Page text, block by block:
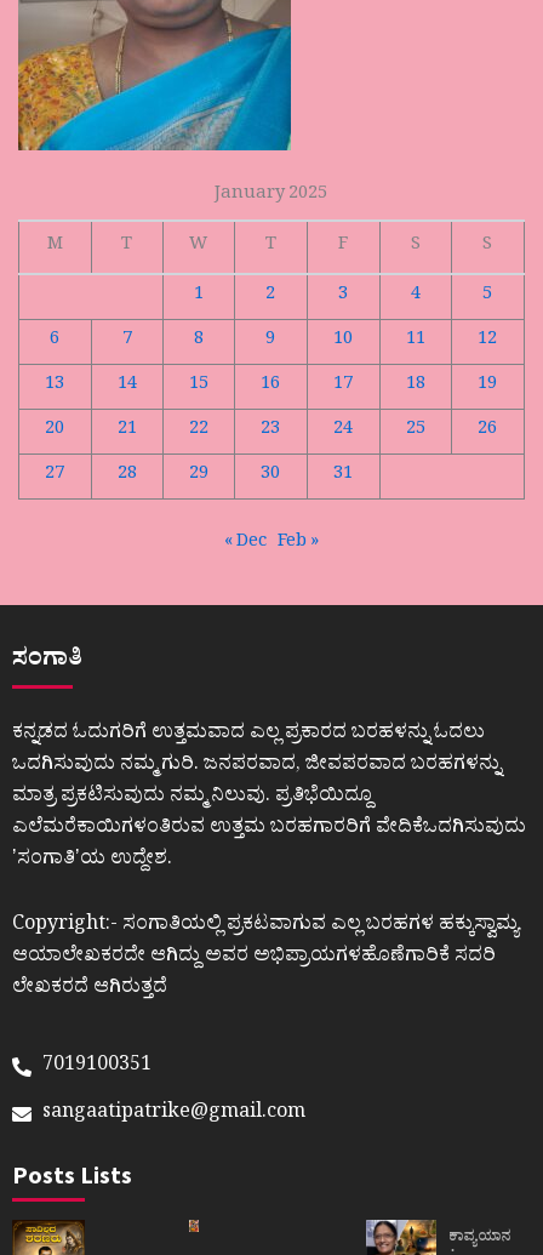
January 2025
M
T W T F S
S
1
2 3 4
5
6
7 8 9 10 11
12
13
14 15 16 17 18
19
20
21 22 23 24 25
26
27
28 29 30 31
« Dec Feb »
ಸಂಗಾತಿ
ಕನ್ನಡದ ಓದುಗರಿಗೆ ಉತ್ತಮವಾದ ಎಲ್ಲ ಪ್ರಕಾರದ ಬರಹಳನ್ನು ಓದಲು
ಒದಗಿಸುವುದು ನಮ್ಮ ಗುರಿ. ಜನಪರವಾದ, ಜೀವಪರವಾದ ಬರಹಗಳನ್ನು
ಮಾತ್ರ ಪ್ರಕಟಿಸುವುದು ನಮ್ಮ ನಿಲುವು. ಪ್ರತಿಭೆಯಿದ್ದೂ
ಎಲೆಮರೆಕಾಯಿಗಳಂತಿರುವ ಉತ್ತಮ ಬರಹಗಾರರಿಗೆ ವೇದಿಕೆಒದಗಿಸುವುದು
ʼಸಂಗಾತಿʼಯ ಉದ್ದೇಶ.
Copyright:- ಸಂಗಾತಿಯಲ್ಲಿ ಪ್ರಕಟವಾಗುವ ಎಲ್ಲ ಬರಹಗಳ ಹಕ್ಕುಸ್ವಾಮ್ಯ
ಆಯಾಲೇಖಕರದೇ ಆಗಿದ್ದು ಅವರ ಅಭಿಪ್ರಾಯಗಳಹೊಣೆಗಾರಿಕೆ ಸದರಿ
ಲೇಖಕರದೆ ಆಗಿರುತ್ತದೆ
7019100351
sangaatipatrike@gmail.com
Posts Lists
ಕಾವ್ಯಯಾನ